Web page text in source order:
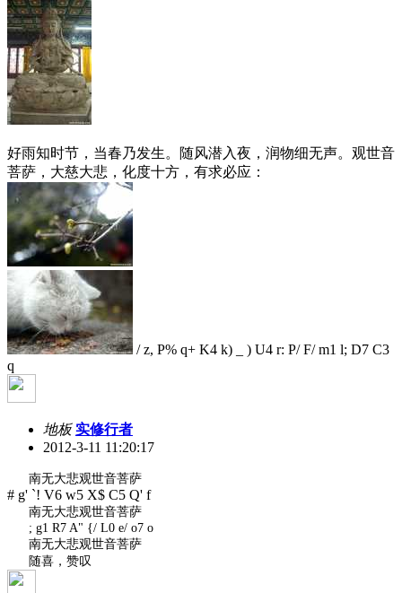
好雨知时节，当春乃发生。随风潜入夜，润物细无声。观世音
菩萨，大慈大悲，化度十方，有求必应：
/ z, P% q+ K4 k) _
) U4 r: P/ F/ m1 l; D7 C3
q
地板 实修行者
2012-3-11 11:20:17
南无大悲观世音菩萨
# g' `! V6 w5 X$ C5 Q' f
南无大悲观世音菩萨
; g1 R7 A" {/ L0 e/ o7 o
南无大悲观世音菩萨
随喜，赞叹